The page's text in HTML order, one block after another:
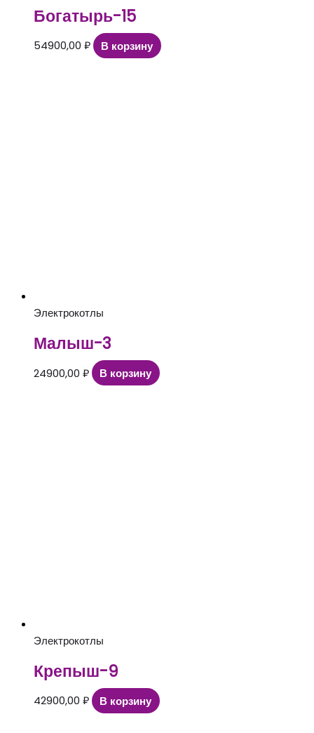
Богатырь-15
54900,00 ₽ В корзину
Электрокотлы
Малыш-3
24900,00 ₽ В корзину
Электрокотлы
Крепыш-9
42900,00 ₽ В корзину